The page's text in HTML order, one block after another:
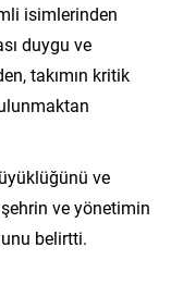
isimlerinden
duygu ve
takımın kritik
ve
ve yönetimin
belirtti.